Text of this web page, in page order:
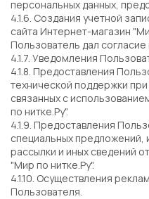
персональных данных,
4.1.6. Создания учетной
сайта Интернет-магазин
Пользователь дал
4.1.7. Уведомления
4.1.8. Предоставления
технической поддержки
связанных с
по нитке.Ру".
4.1.9. Предоставления
специальных предложений,
рассылки и иных сведений
"Мир по нитке.Ру".
4.1.10. Осуществления
Пользователя.